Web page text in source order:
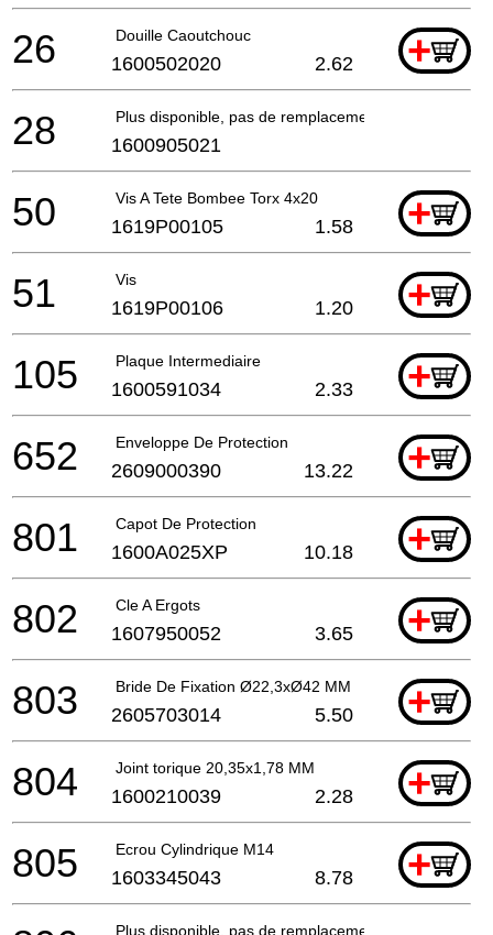
Douille Caoutchouc +
26 1600502020 2.62
Plus disponible, pas de remplacement
28 1600905021
Vis A Tete Bombee Torx 4x20 +
50 1619P00105 1.58
Vis +
51 1619P00106 1.20
Plaque Intermediaire +
105 1600591034 2.33
Enveloppe De Protection +
652 2609000390 13.22
Capot De Protection +
801 1600A025XP 10.18
Cle A Ergots +
802 1607950052 3.65
Bride De Fixation Ø22,3xØ42 MM +
803 2605703014 5.50
Joint torique 20,35x1,78 MM +
804 1600210039 2.28
Ecrou Cylindrique M14 +
805 1603345043 8.78
Plus disponible, pas de remplacement